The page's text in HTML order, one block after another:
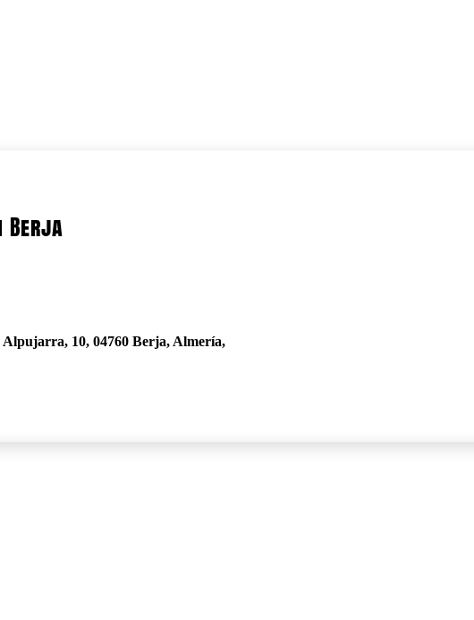
Berja
10, 04760 Berja, Almería,